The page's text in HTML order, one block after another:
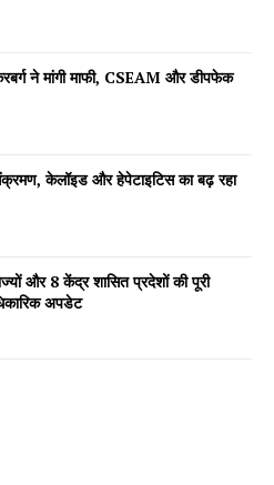
News on AIN
ने मांगी माफी, CSEAM और डीपफेक
केलॉइड और हेपेटाइटिस का बढ़ रहा
और 8 केंद्र शासित प्रदेशों की पूरी
अपडेट